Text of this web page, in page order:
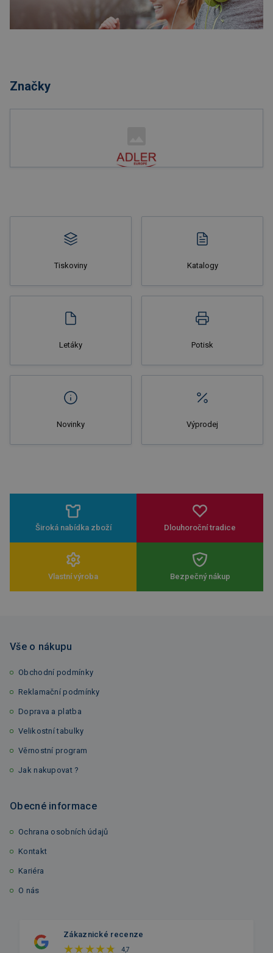
Značky
Tiskoviny Katalogy
Letáky Potisk
Novinky Výprodej
Široká nabídka zboží Dlouhoroční tradice
Vlastní výroba Bezpečný nákup
Vše o nákupu
Obchodní podmínky
Reklamační podmínky
Doprava a platba
Velikostní tabulky
Věrnostní program
Jak nakupovat ?
Obecné informace
Ochrana osobních údajů
Kontakt
Kariéra
O nás
Zákaznické recenze
4,7